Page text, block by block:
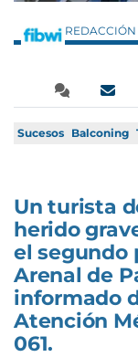
REDACCIÓN
Sucesos Balconing
Un turista
herido
el segundo
Arenal de
informado
Atención
061.